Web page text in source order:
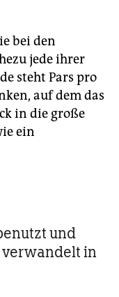
bei den
jede ihrer
steht Pars pro
auf dem das
in die große
ein
und
in